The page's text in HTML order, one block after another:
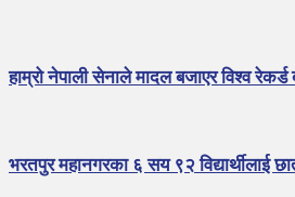
हाम्रो नेपाली सेनाले मादल बजाएर विश्व रेकर्ड
भरतपुर महानगरका ६ सय ९२ विद्यार्थीलाई